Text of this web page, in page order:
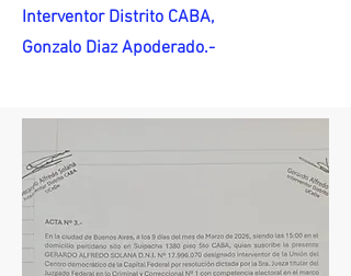
Interventor Distrito CABA,
Gonzalo Diaz Apoderado.-